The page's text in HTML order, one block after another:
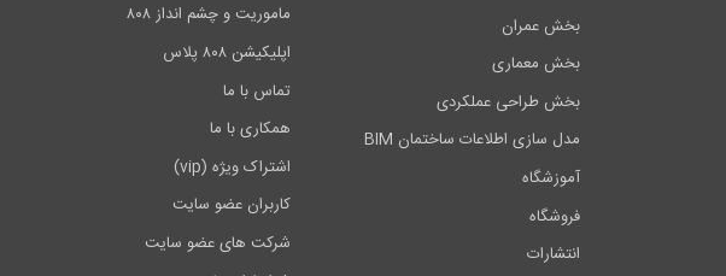
ماموریت و چشم انداز ۸۰۸
اپلیکیشن ۸۰۸ پلاس
تماس با ما
همکاری با ما
اشتراک ویژه (vip)
کاربران عضو سایت
شرکت های عضو سایت
بخش عمران
بخش معماری
بخش طراحی عملکردی
مدل سازی اطلاعات ساختمان BIM
آموزشگاه
فروشگاه
انتشارات